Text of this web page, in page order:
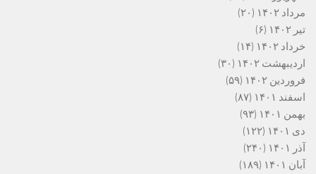
مرداد ۱۴۰۲
(۲۰)
تیر ۱۴۰۲
(۶)
خرداد ۱۴۰۲
(۱۴)
اردیبهشت ۱۴۰۲
(۳۰)
فروردین ۱۴۰۲
(۵۹)
اسفند ۱۴۰۱
(۸۷)
بهمن ۱۴۰۱
(۹۳)
دی ۱۴۰۱
(۱۲۲)
آذر ۱۴۰۱
(۲۴۰)
آبان ۱۴۰۱
(۱۸۹)